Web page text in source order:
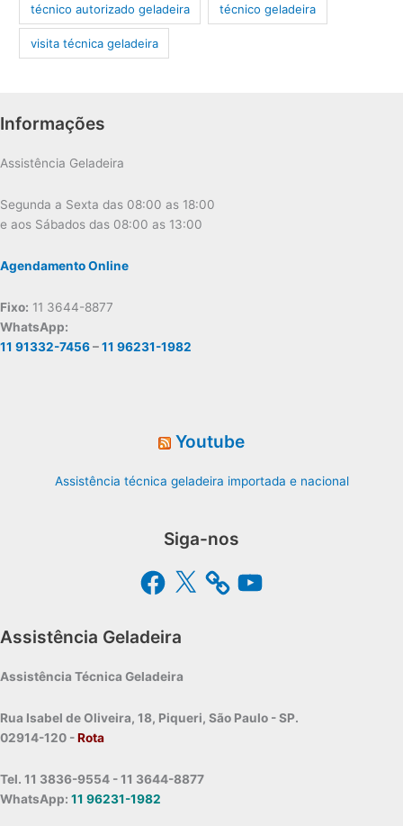
técnico autorizado geladeira técnico geladeira
visita técnica geladeira
Informações
Assistência Geladeira
Segunda a Sexta das 08:00 as 18:00
e aos Sábados das 08:00 as 13:00
Agendamento Online
Fixo: 11 3644-8877
WhatsApp:
11 91332-7456–11 96231-1982
Youtube
Assistência técnica geladeira importada e nacional
Siga-nos
Facebook
X YouTube
Assistência Geladeira
Assistência Técnica Geladeira
Rua Isabel de Oliveira, 18, Piqueri, São Paulo - SP.
02914-120 -Rota
Tel. 11 3836-9554 - 11 3644-8877
WhatsApp: 11 96231-1982